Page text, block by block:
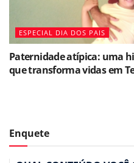
ESPECIAL DIA DOS PAIS
Paternidade atípica: uma
que transforma vidas em
Enquete